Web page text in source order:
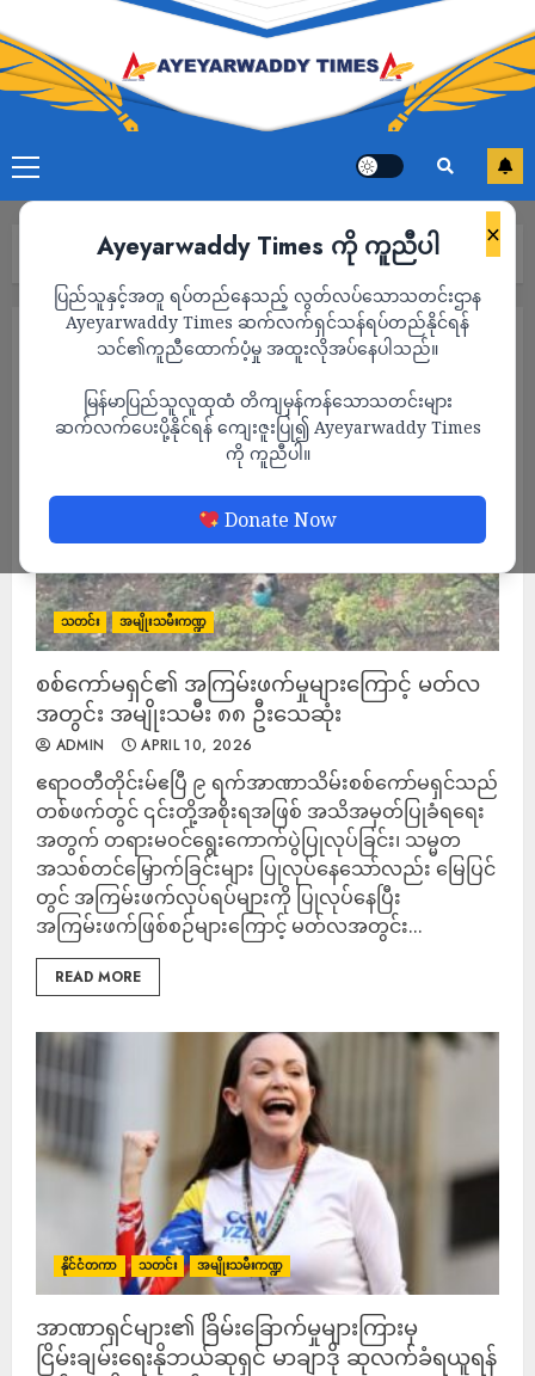
×
Ayeyarwaddy Times ကို ကူညီပါ
ပြည်သူနှင့်အတူ ရပ်တည်နေသည့် လွတ်လပ်သောသတင်းဌာန
Ayeyarwaddy Times ဆက်လက်ရှင်သန်ရပ်တည်နိုင်ရန်
သင်၏ကူညီထောက်ပံ့မှု အထူးလိုအပ်နေပါသည်။
မြန်မာပြည်သူလူထုထံ တိကျမှန်ကန်သောသတင်းများ
ဆက်လက်ပေးပို့နိုင်ရန် ကျေးဇူးပြု၍ Ayeyarwaddy Times
ကို ကူညီပါ။
Donate Now
အမျိုးသမီးကဏ္ဍ
အမျိုးသမီးကဏ္ဍ
သတင်း အမျိုးသမီးကဏ္ဍ
စစ်ကော်မရှင်၏ အကြမ်းဖက်မှုများကြောင့် မတ်လ
အတွင်း အမျိုးသမီး ၈၈ ဦးသေဆုံး
ADMIN APRIL 10, 2026
ဧရာဝတီတိုင်းမ်ဧပြီ ၉ ရက်အာဏာသိမ်းစစ်ကော်မရှင်သည်
တစ်ဖက်တွင် ၎င်းတို့အစိုးရအဖြစ် အသိအမှတ်ပြုခံရရေး
အတွက် တရားမဝင်ရွေးကောက်ပွဲပြုလုပ်ခြင်း၊ သမ္မတ
အသစ်တင်မြှောက်ခြင်းများ ပြုလုပ်နေသော်လည်း မြေပြင်
တွင် အကြမ်းဖက်လုပ်ရပ်များကို ပြုလုပ်နေပြီး
အကြမ်းဖက်ဖြစ်စဉ်များကြောင့် မတ်လအတွင်း...
READ MORE
နိုင်ငံတကာ သတင်း အမျိုးသမီးကဏ္ဍ
အာဏာရှင်များ၏ ခြိမ်းခြောက်မှုများကြားမှ
ငြိမ်းချမ်းရေးနိုဘယ်ဆုရှင် မာချာဒို ဆုလက်ခံရယူရန်